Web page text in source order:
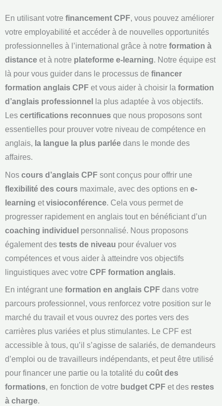
En utilisant votre financement CPF, vous pouvez améliorer
votre employabilité et accéder à de nouvelles opportunités
professionnelles à l’international grâce à notre formation à
distance et à notre plateforme e-learning. Notre équipe est
là pour vous guider dans le processus de financer
formation anglais CPF et vous aider à choisir la formation
d’anglais professionnel
la plus adaptée à vos objectifs.
Les certifications reconnues que nous proposons sont
essentielles pour prouver votre niveau de compétence en
anglais, la langue la plus parlée dans le monde des
affaires.
Nos cours d’anglais CPF sont conçus pour offrir une
flexibilité des cours maximale, avec des options en e-
learning et visioconférence. Cela vous permet de
progresser rapidement en anglais tout en bénéficiant d’un
coaching individuel personnalisé. Nous proposons
également des tests de niveau pour évaluer vos
compétences et vous aider à atteindre vos objectifs
linguistiques avec votre CPF formation anglais.
En intégrant une formation en anglais CPF dans votre
parcours professionnel, vous renforcez votre position sur le
marché du travail et vous ouvrez des portes vers des
carrières plus variées et plus stimulantes. Le CPF est
accessible à tous, qu’il s’agisse de salariés, de demandeurs
d’emploi ou de travailleurs indépendants, et peut être utilisé
pour financer une partie ou la totalité du coût des
formations, en fonction de votre budget CPF et des restes
à charge.